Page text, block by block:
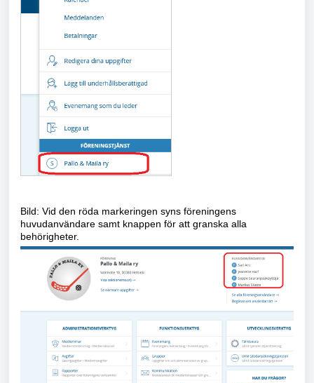
Bild: Vid den röda markeringen syns föreningens
huvudanvändare samt knappen för att granska alla
behörigheter.